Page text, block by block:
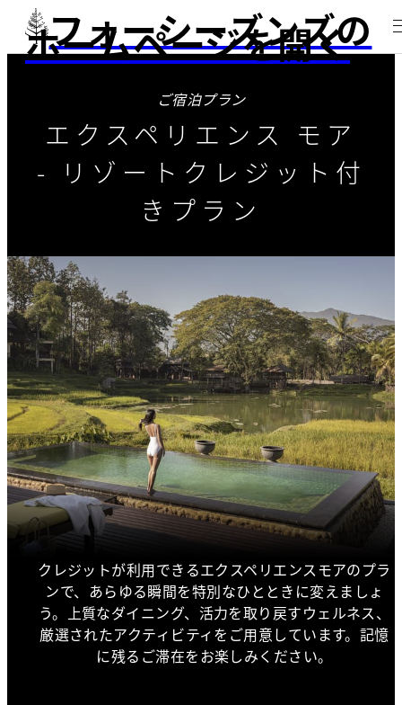
フォーシーズンズの
ホームページを開く
ご宿泊プラン
エクスペリエンス モア
- リゾートクレジット付
きプラン
クレジットが利用できるエクスペリエンスモアのプラ
ンで、あらゆる瞬間を特別なひとときに変えましょ
う。上質なダイニング、活力を取り戻すウェルネス、
厳選されたアクティビティをご用意しています。記憶
に残るご滞在をお楽しみください。